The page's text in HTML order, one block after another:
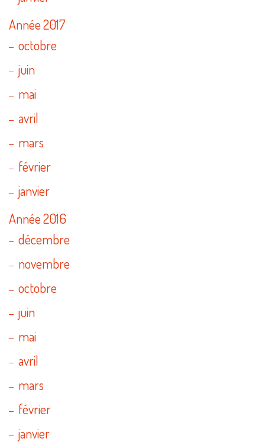
Année 2017
octobre
juin
mai
avril
mars
février
janvier
Année 2016
décembre
novembre
octobre
juin
mai
avril
mars
février
janvier